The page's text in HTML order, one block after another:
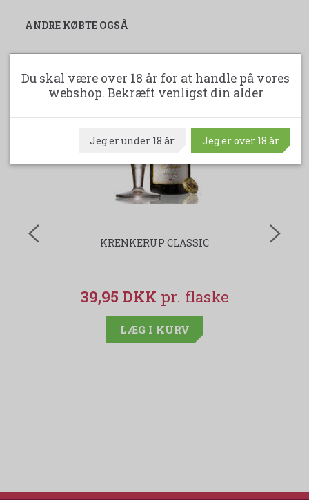
ANDRE KØBTE OGSÅ
KRENKERUP CLASSIC
39,95 DKK
LÆG I KURV
Du skal være over 18 år for at handle på vores
webshop. Bekræft venligst din alder
Jeg er under 18 år Jeg er over 18 år